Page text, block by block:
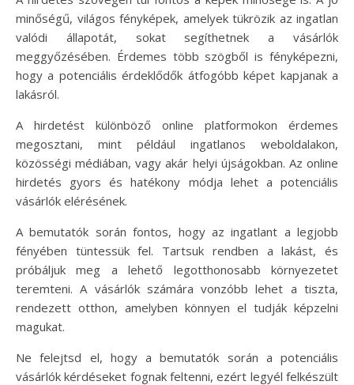
minőségű, világos fényképek, amelyek tükrözik az ingatlan
valódi állapotát, sokat segíthetnek a vásárlók
meggyőzésében. Érdemes több szögből is fényképezni,
hogy a potenciális érdeklődők átfogóbb képet kapjanak a
lakásról.
A hirdetést különböző online platformokon érdemes
megosztani, mint például ingatlanos weboldalakon,
közösségi médiában, vagy akár helyi újságokban. Az online
hirdetés gyors és hatékony módja lehet a potenciális
vásárlók elérésének.
A bemutatók során fontos, hogy az ingatlant a legjobb
fényében tüntessük fel. Tartsuk rendben a lakást, és
próbáljuk meg a lehető legotthonosabb környezetet
teremteni. A vásárlók számára vonzóbb lehet a tiszta,
rendezett otthon, amelyben könnyen el tudják képzelni
magukat.
Ne felejtsd el, hogy a bemutatók során a potenciális
vásárlók kérdéseket fognak feltenni, ezért legyél felkészült